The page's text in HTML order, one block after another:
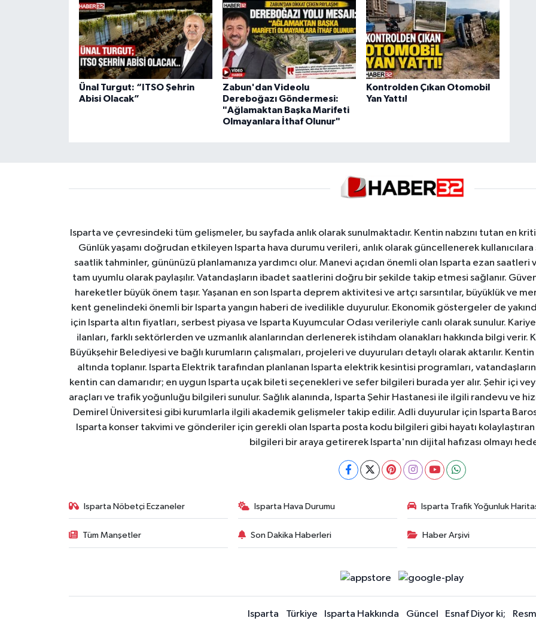
Ünal Turgut: “ITSO Şehrin
Abisi Olacak”
Zabun'dan Videolu
Dereboğazı Göndermesi:
"Ağlamaktan Başka Marifeti
Olmayanlara İthaf Olunur"
Kontrolden Çıkan Otomobil
Yan Yattı!
Isparta ve çevresindeki tüm gelişmeler, bu sayfada anlık olarak sunulmaktadır. Kentin nabzını tutan en
Günlük yaşamı doğrudan etkileyen Isparta hava durumu verileri, anlık olarak güncellenerek
saatlik tahminler, gününüzü planlamanıza yardımcı olur. Manevi açıdan önemli olan Isparta ezan
tam uyumlu olarak paylaşılır. Vatandaşların ibadet saatlerini doğru bir şekilde takip etmesi sağlanır.
hareketler büyük önem taşır. Yaşanan en son Isparta deprem aktivitesi ve artçı sarsıntılar, büyüklük ve
kent genelindeki önemli bir Isparta yangın haberi de ivedilikle duyurulur. Ekonomik göstergeler de
için Isparta altın fiyatları, serbest piyasa ve Isparta Kuyumcular Odası verileriyle canlı olarak sunulur.
ilanları, farklı sektörlerden ve uzmanlık alanlarından derlenerek istihdam olanakları hakkında bilgi verir.
Büyükşehir Belediyesi ve bağlı kurumların çalışmaları, projeleri ve duyuruları detaylı olarak aktarılır.
altında toplanır. Isparta Elektrik tarafından planlanan Isparta elektrik kesintisi programları,
kentin can damarıdır; en uygun Isparta uçak bileti seçenekleri ve sefer bilgileri burada yer alır. Şehir içi
araçları ve trafik yoğunluğu bilgileri sunulur. Sağlık alanında, Isparta Şehir Hastanesi ile ilgili randevu ve
Demirel Üniversitesi gibi kurumlarla ilgili akademik gelişmeler takip edilir. Adli duyurular için Isparta
Isparta konser takvimi ve gönderiler için gerekli olan Isparta posta kodu bilgileri gibi hayatı
bilgileri bir araya getirerek Isparta'nın dijital hafızası olmayı
Isparta Nöbetçi Eczaneler Isparta Hava Durumu Isparta Trafik Yoğunluk
Tüm Manşetler Son Dakika Haberleri Haber Arşivi
Isparta Türkiye Isparta Hakkında Güncel Esnaf Diyor ki;